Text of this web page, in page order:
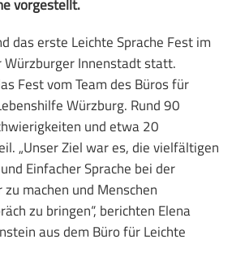
vorgestellt.
das erste Leichte Sprache Fest im
Würzburger Innenstadt statt.
Fest vom Team des Büros für
Würzburg. Rund 90
und etwa 20
„Unser Ziel war es, die vielfältigen
Einfacher Sprache bei der
machen und Menschen
zu bringen“, berichten Elena
aus dem Büro für Leichte